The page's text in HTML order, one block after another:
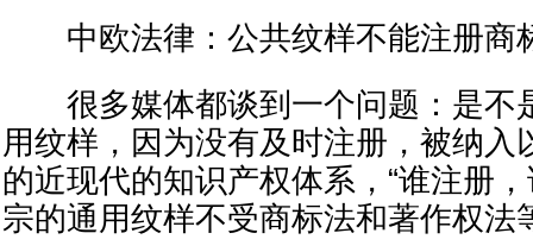
中欧法律：公共纹样不能注册商
很多媒体都谈到一个问题：是不
用纹样，因为没有及时注册，被纳入
的近现代的知识产权体系，“谁注册
宗的通用纹样不受商标法和著作权法